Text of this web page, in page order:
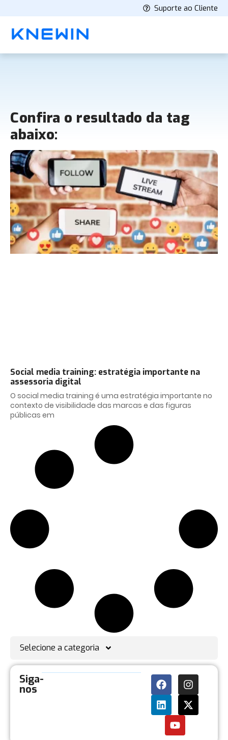
Suporte ao Cliente
Confira o resultado da tag
abaixo:
Social media training: estratégia importante na
assessoria digital
O social media training é uma estratégia importante no
contexto de visibilidade das marcas e das figuras
públicas em
Selecione a categoria
Siga-
nos